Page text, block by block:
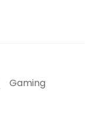
Gaming